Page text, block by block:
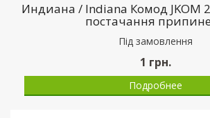
Индиана / Indiana Комод JKOM
постачання
Пiд замовлення
1 грн.
Подробнее